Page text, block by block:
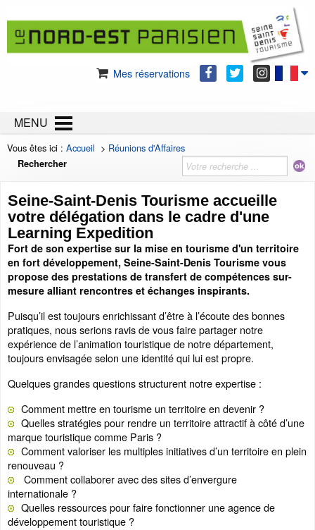
Mes réservations
MENU
Vous êtes ici : Accueil > Réunions d'Affaires
Rechercher
Seine-Saint-Denis Tourisme accueille
votre délégation dans le cadre d'une
Learning Expedition
Fort de son expertise sur la mise en tourisme d'un territoire
en fort développement, Seine-Saint-Denis Tourisme vous
propose des prestations de transfert de compétences sur-
mesure alliant rencontres et échanges inspirants.
Puisqu’il est toujours enrichissant d’être à l’écoute des bonnes
pratiques, nous serions ravis de vous faire partager notre
expérience de l’animation touristique de notre département,
toujours envisagée selon une identité qui lui est propre.
Quelques grandes questions structurent notre expertise :
Comment mettre en tourisme un territoire en devenir ?
Quelles stratégies pour rendre un territoire attractif à côté d’une
marque touristique comme Paris ?
Comment valoriser les multiples initiatives d’un territoire en plein
renouveau ?
Comment collaborer avec des sites d’envergure
internationale ?
Quelles ressources pour faire fonctionner une agence de
développement touristique ?